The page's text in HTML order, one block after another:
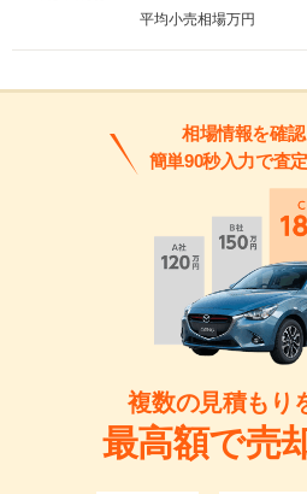
平均小売相場万円
相場情報を確
簡単90秒入力で査
複数の見積もり
最高額で売